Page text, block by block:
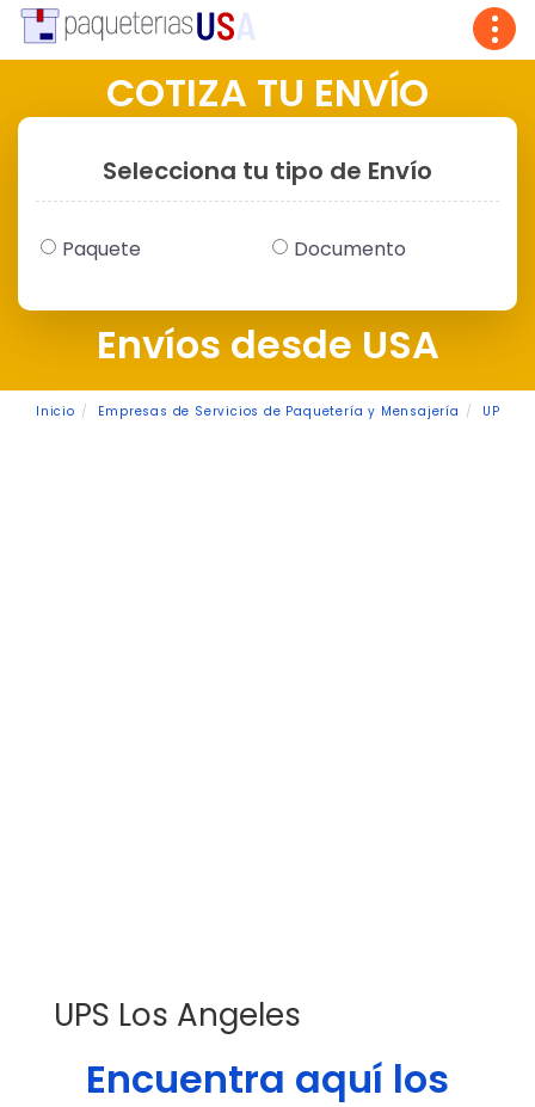
COTIZA TU ENVÍO
Selecciona tu tipo de Envío
Paquete Documento
Envíos desde USA
Inicio Empresas de Servicios de Paquetería y Mensajería UPS
UPS Los Angeles
Encuentra aquí los